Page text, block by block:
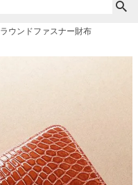
ラウンドファスナー財布